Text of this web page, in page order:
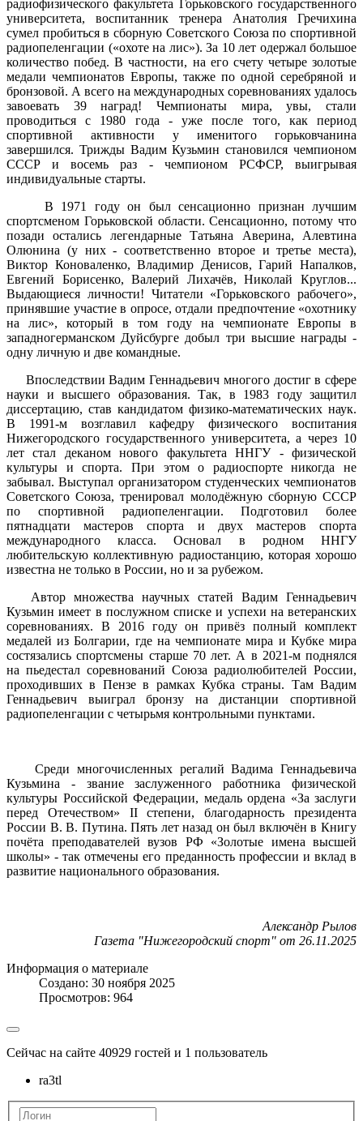
радиофизического факультета Горьковского государственного
университета, воспитанник тренера Анатолия Гречихина
сумел пробиться в сборную Советского Союза по спортивной
радиопеленгации («охоте на лис»). За 10 лет одержал большое
количество побед. В частности, на его счету четыре золотые
медали чемпионатов Европы, также по одной серебряной и
бронзовой. А всего на международных соревнованиях удалось
завоевать 39 наград! Чемпионаты мира, увы, стали
проводиться с 1980 года - уже после того, как период
спортивной активности у именитого горьковчанина
завершился. Трижды Вадим Кузьмин становился чемпионом
СССР и восемь раз - чемпионом РСФСР, выигрывая
индивидуальные старты.
В 1971 году он был сенсационно признан лучшим
спортсменом Горьковской области. Сенсационно, потому что
позади остались легендарные Татьяна Аверина, Алевтина
Олюнина (у них - соответственно второе и третье места),
Виктор Коноваленко, Владимир Денисов, Гарий Напалков,
Евгений Борисенко, Валерий Лихачёв, Николай Круглов...
Выдающиеся личности! Читатели «Горьковского рабочего»,
принявшие участие в опросе, отдали предпочтение «охотнику
на лис», который в том году на чемпионате Европы в
западногерманском Дуйсбурге добыл три высшие награды -
одну личную и две командные.
Впоследствии Вадим Геннадьевич многого достиг в сфере
науки и высшего образования. Так, в 1983 году защитил
диссертацию, став кандидатом физико-математических наук.
В 1991-м возглавил кафедру физического воспитания
Нижегородского государственного университета, а через 10
лет стал деканом нового факультета ННГУ - физической
культуры и спорта. При этом о радиоспорте никогда не
забывал. Выступал организатором студенческих чемпионатов
Советского Союза, тренировал молодёжную сборную СССР
по спортивной радиопеленгации. Подготовил более
пятнадцати мастеров спорта и двух мастеров спорта
международного класса. Основал в родном ННГУ
любительскую коллективную радиостанцию, которая хорошо
известна не только в России, но и за рубежом.
Автор множества научных статей Вадим Геннадьевич
Кузьмин имеет в послужном списке и успехи на ветеранских
соревнованиях. В 2016 году он привёз полный комплект
медалей из Болгарии, где на чемпионате мира и Кубке мира
состязались спортсмены старше 70 лет. А в 2021-м поднялся
на пьедестал соревнований Союза радиолюбителей России,
проходивших в Пензе в рамках Кубка страны. Там Вадим
Геннадьевич выиграл бронзу на дистанции спортивной
радиопеленгации с четырьмя контрольными пунктами.
Среди многочисленных регалий Вадима Геннадьевича
Кузьмина - звание заслуженного работника физической
культуры Российской Федерации, медаль ордена «За заслуги
перед Отечеством» II степени, благодарность президента
России В. В. Путина. Пять лет назад он был включён в Книгу
почёта преподавателей вузов РФ «Золотые имена высшей
школы» - так отмечены его преданность профессии и вклад в
развитие национального образования.
Александр Рылов
Газета "Нижегородский спорт" от 26.11.2025
Информация о материале
Создано: 30 ноября 2025
Просмотров: 964
Сейчас на сайте 40929 гостей и 1 пользователь
ra3tl